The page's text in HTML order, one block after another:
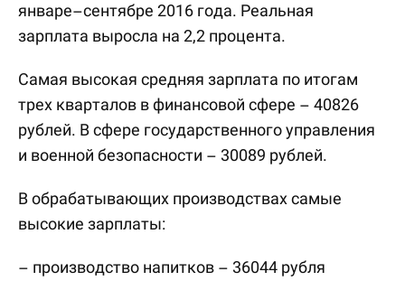
январе–сентябре 2016 года. Реальная
зарплата выросла на 2,2 процента.
Самая высокая средняя зарплата по итогам
трех кварталов в финансовой сфере – 40826
рублей. В сфере государственного управления
и военной безопасности – 30089 рублей.
В обрабатывающих производствах самые
высокие зарплаты:
– производство напитков – 36044 рубля